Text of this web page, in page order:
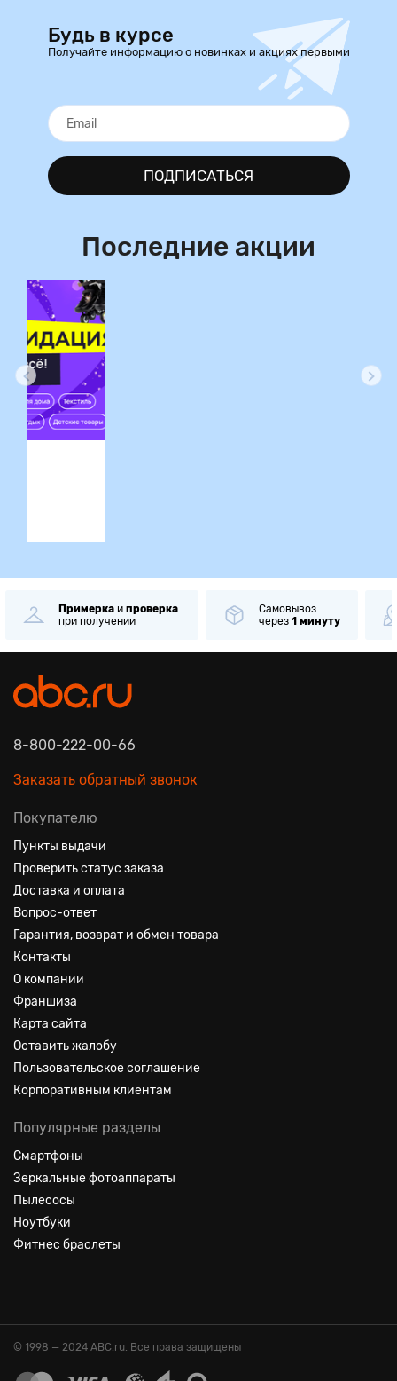
Будь в курсе
Получайте информацию о новинках и акциях первыми
ПОДПИСАТЬСЯ
Последние акции
Примерка и проверка
при получении
Самовывоз
через 1 минуту
8-800-222-00-66
Заказать обратный звонок
Покупателю
Пункты выдачи
Проверить статус заказа
Доставка и оплата
Вопрос-ответ
Гарантия, возврат и обмен товара
Контакты
О компании
Франшиза
Карта сайта
Оставить жалобу
Пользовательское соглашение
Корпоративным клиентам
Популярные разделы
Смартфоны
Зеркальные фотоаппараты
Пылесосы
Ноутбуки
Фитнес браслеты
© 1998 — 2024 ABC.ru. Все права защищены